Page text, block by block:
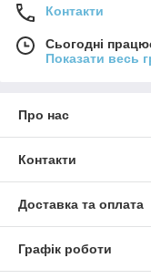
Контакти
Сьогодні
Показати весь
Про нас
Контакти
Доставка та оплата
Графік роботи